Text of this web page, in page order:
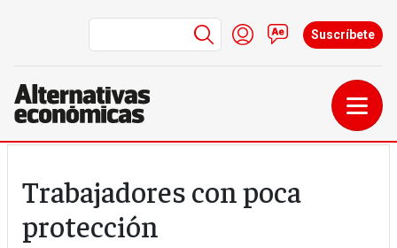
Menú de cuenta de
Iniciar sesión
Contacto
Suscríbete
Trabajadores con poca
protección